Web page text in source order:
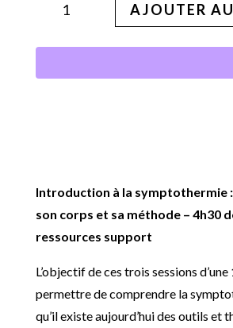
Introduction
AJOUTER
Introduction à la symptothermie
son corps et sa méthode – 4h30
ressources support
L’objectif de ces trois sessions
permettre de comprendre la
qu’il existe aujourd’hui des outils et